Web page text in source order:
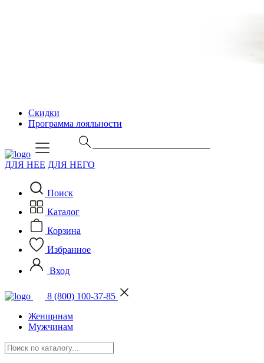
Скидки
Программа лояльности
ДЛЯ НЕЕ ДЛЯ НЕГО
Поиск
Каталог
Корзина
Избранное
Вход
8 (800) 100-37-85
Женщинам
Мужчинам